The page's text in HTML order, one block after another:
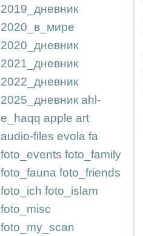
2019_дневник
2020_в_мире
2020_дневник
2021_дневник
2022_дневник
2025_дневник ahl-
e_haqq apple art
audio-files evola fa
foto_events foto_family
foto_fauna foto_friends
foto_ich foto_islam
foto_misc
foto_my_scan